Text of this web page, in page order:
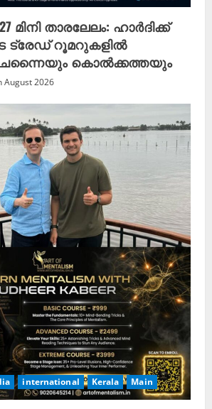
താരലേലം: ഹാര്‍ദിക്ക്
റൂമറുകളിൽ
കൊൽക്കത്തയും
August 2026
international Kerala Main